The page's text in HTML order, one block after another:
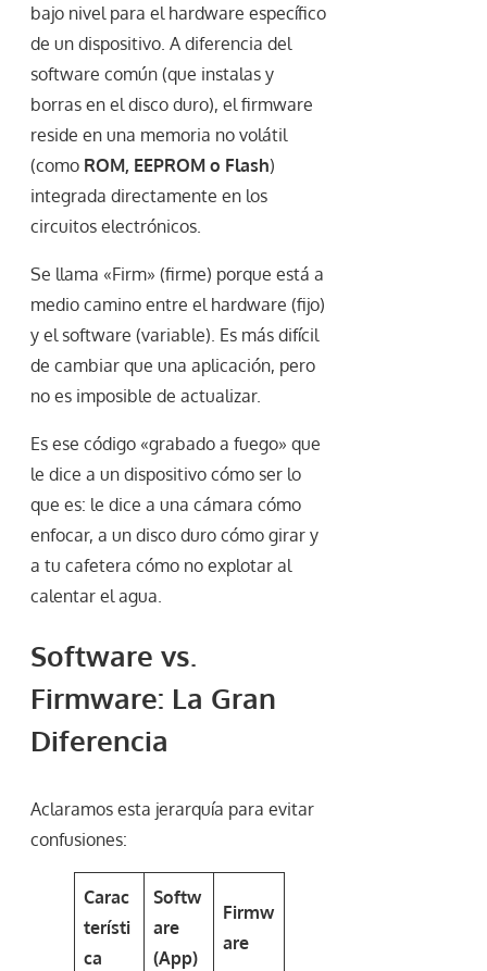
bajo nivel para el hardware específico
de un dispositivo. A diferencia del
software común (que instalas y
borras en el disco duro), el firmware
reside en una memoria no volátil
(como ROM, EEPROM o Flash)
integrada directamente en los
circuitos electrónicos.
Se llama «Firm» (firme) porque está a
medio camino entre el hardware (fijo)
y el software (variable). Es más difícil
de cambiar que una aplicación, pero
no es imposible de actualizar.
Es ese código «grabado a fuego» que
le dice a un dispositivo cómo ser lo
que es: le dice a una cámara cómo
enfocar, a un disco duro cómo girar y
a tu cafetera cómo no explotar al
calentar el agua.
Software vs.
Firmware: La Gran
Diferencia
Aclaramos esta jerarquía para evitar
confusiones:
Carac
terísti
ca
Softw
are
(App)
Firmw
are